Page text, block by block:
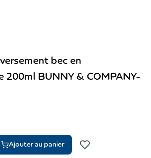
bec en
200ml BUNNY & COMPANY-
Ajouter au panier